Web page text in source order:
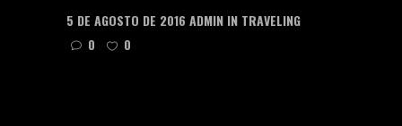
5 DE AGOSTO DE 2016 ADMIN IN TRAVELING
0
0